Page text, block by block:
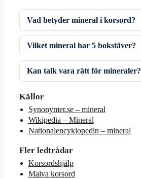
Vad betyder mineral i korsord?
Vilket mineral har 5 bokstäver?
Kan talk vara rätt för mineraler?
Källor
Synonymer.se – mineral
Wikipedia – Mineral
Nationalencyklopedin – mineral
Fler ledtrådar
Korsordshjälp
Malva korsord